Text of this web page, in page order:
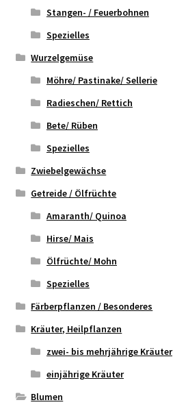
Stangen- / Feuerbohnen
Spezielles
Wurzelgemüse
Möhre/ Pastinake/ Sellerie
Radieschen/ Rettich
Bete/ Rüben
Spezielles
Zwiebelgewächse
Getreide / Ölfrüchte
Amaranth/ Quinoa
Hirse/ Mais
Ölfrüchte/ Mohn
Spezielles
Färberpflanzen / Besonderes
Kräuter, Heilpflanzen
zwei- bis mehrjährige Kräuter
einjährige Kräuter
Blumen